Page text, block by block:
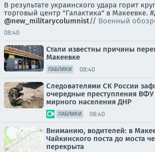
В результате украинского удара горит
торговый центр "Галактика" в Макеевке.
@new_militarycolumnist// Военный
08:40
Стали известны причины
Макеевке
ПАБЛИКИ 08:40
Следователями СК России
очередные преступления
мирного населения ДНР
ПАБЛИКИ 08:40
Вниманию, водителей: в
Чайкинского поста до моста
перекрыта